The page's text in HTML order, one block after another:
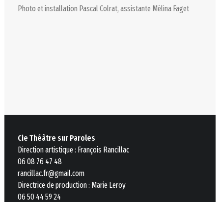
Photo et installation Pascal Colrat, assistante Mélina Faget
Cie Théâtre sur Paroles
Direction artistique : François Rancillac
06 08 76 47 48
rancillac.fr@gmail.com
Directrice de production : Marie Leroy
06 50 44 59 24